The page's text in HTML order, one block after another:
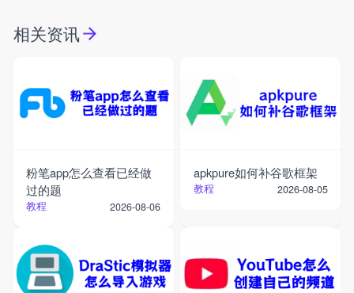
相关资讯
粉笔app怎么查看已经做
过的题
教程 2026-08-06
apkpure如何补谷歌框架
教程 2026-08-05